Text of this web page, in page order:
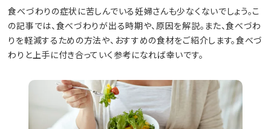
食べづわりの症状に苦しんでいる妊婦さんも少なくないでしょう。こ
の記事では、食べづわりが出る時期や、原因を解説。また、食べづわ
りを軽減するための方法や、おすすめの食材をご紹介します。食べづ
わりと上手に付き合っていく参考になれば幸いです。